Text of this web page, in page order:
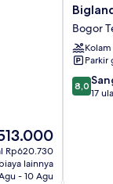
Rp620.730
lainnya
- 10 Agu
Bigland
Bogor
Hotel
by
Bogor
Bogor
Parkir
8.0
dari
8,0
17